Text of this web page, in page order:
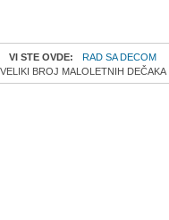
VI STE OVDE: RAD SA DECOM
VELIKI BROJ MALOLETNIH DEČAKA